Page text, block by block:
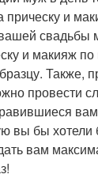
прическу и
свадьбы
и макияж
Также,
провести
вы бы
вам